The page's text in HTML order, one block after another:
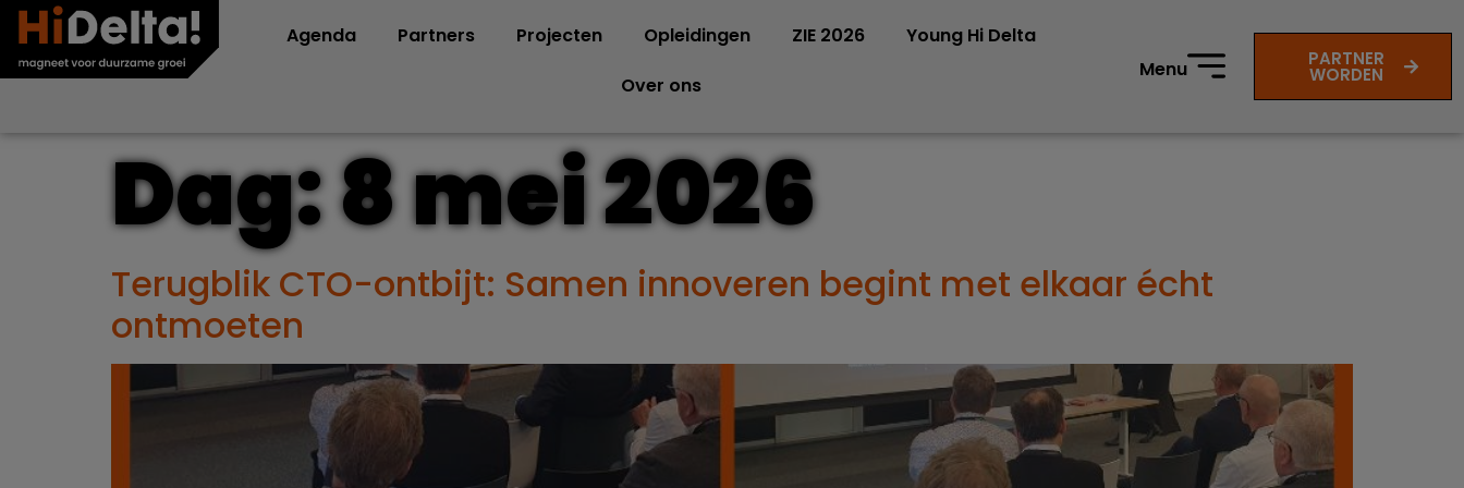
Agenda Partners Projecten Opleidingen ZIE 2026
Young Hi Delta
Over ons
Menu PARTNER
WORDEN
Dag:8 mei 2026
Terugblik CTO-ontbijt: Samen innoveren begint met elkaar écht
ontmoeten